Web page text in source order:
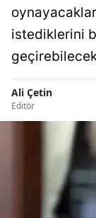
istediklerini
Ali Çetin
Editör